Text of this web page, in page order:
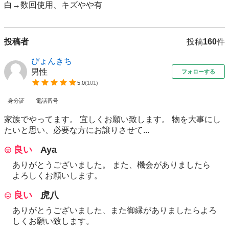
白→数回使用、キズやや有
投稿者 投稿160件
ぴょんきち
男性
5.0(101)
フォローする
身分証 電話番号
家族でやってます。 宜しくお願い致します。 物を大事にし
たいと思い、必要な方にお譲りさせて...
良い Aya
ありがとうございました。 また、機会がありましたら
よろしくお願いします。
良い 虎八
ありがとうございました、また御縁がありましたらよろ
しくお願い致します。